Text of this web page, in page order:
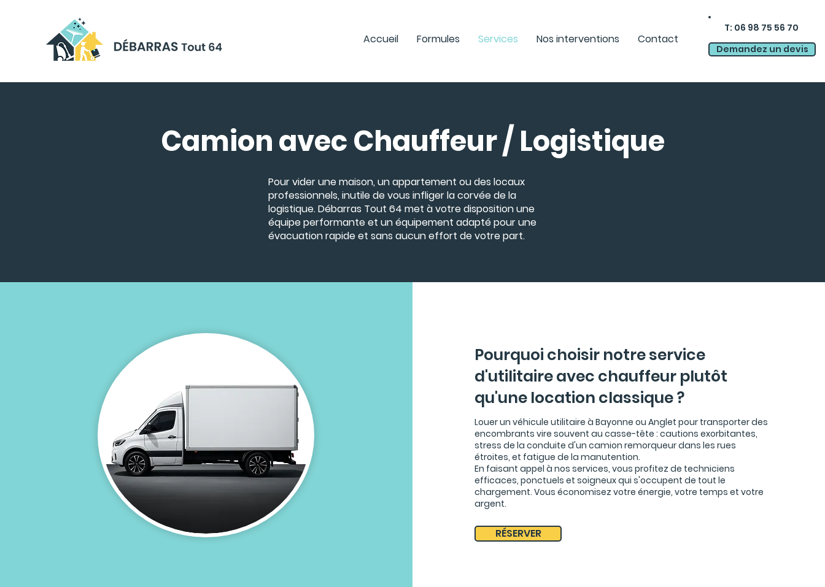
T: 06 98 75 56 70
Demandez un devis
Accueil Formules Services Nos interventions Contact
Camion avec Chauffeur / Logistique
Pour vider une maison, un appartement ou des locaux
professionnels, inutile de vous infliger la corvée de la
logistique. Débarras Tout 64 met à votre disposition une
équipe performante et un équipement adapté pour une
évacuation rapide et sans aucun effort de votre part.
Pourquoi choisir notre service
d'utilitaire avec chauffeur plutôt
qu'une location classique ?
Louer un véhicule utilitaire à Bayonne ou Anglet pour transporter des
encombrants vire souvent au casse-tête : cautions exorbitantes,
stress de la conduite d'un camion remorqueur dans les rues
étroites, et fatigue de la manutention.
En faisant appel à nos services, vous profitez de techniciens
efficaces, ponctuels et soigneux qui s'occupent de tout le
chargement. Vous économisez votre énergie, votre temps et votre
argent.
RÉSERVER